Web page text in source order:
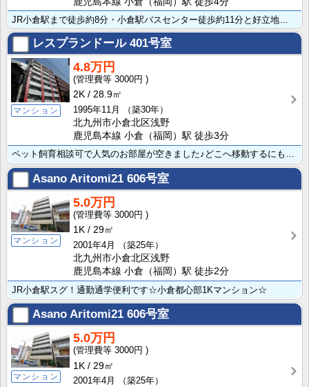
レスプランドール401号室
マンション
4.8万円
3000円
2K
28.9㎡
1995年11月
（築30年）
北九州市小倉北区浅野
鹿児島本線 小倉（福岡）駅 徒歩3分
ペット飼育相談可で人気のお部屋が空きました♪どこへ移動するにも便利なJR小倉駅まで徒歩約3分!!都市･･･
Asano Aritomi21 606号室
マンション
5.0万円
3000円
1K
29㎡
2001年4月
（築25年）
北九州市小倉北区浅野
鹿児島本線 小倉（福岡）駅 徒歩2分
JR小倉駅スグ！通勤通学便利です☆小倉都心部1Kマンション☆
Asano Aritomi21 606号室
マンション
5.0万円
3000円
1K
29㎡
2001年4月
（築25年）